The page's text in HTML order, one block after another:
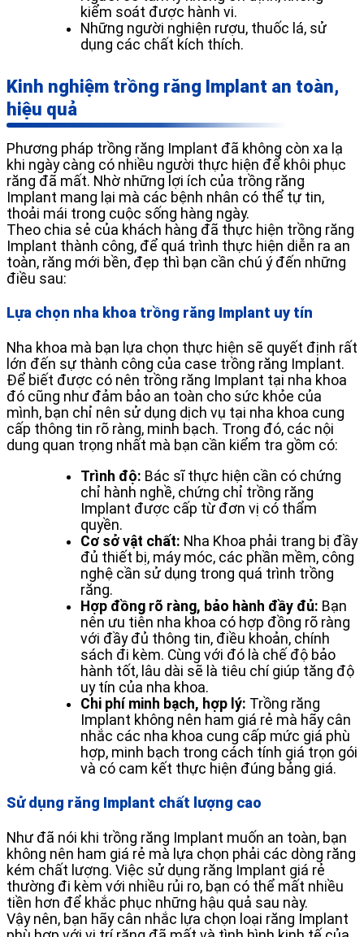
kiểm soát được hành vi.
Những người nghiện rượu, thuốc lá, sử
dụng các chất kích thích.
Kinh nghiệm trồng răng Implant an toàn,
hiệu quả
Phương pháp trồng răng Implant đã không còn xa lạ
khi ngày càng có nhiều người thực hiện để khôi phục
răng đã mất. Nhờ những lợi ích của trồng răng
Implant mang lại mà các bệnh nhân có thể tự tin,
thoải mái trong cuộc sống hàng ngày.
Theo chia sẻ của khách hàng đã thực hiện trồng răng
Implant thành công, để quá trình thực hiện diễn ra an
toàn, răng mới bền, đẹp thì bạn cần chú ý đến những
điều sau:
Lựa chọn nha khoa trồng răng Implant uy tín
Nha khoa mà bạn lựa chọn thực hiện sẽ quyết định rất
lớn đến sự thành công của case trồng răng Implant.
Để biết được có nên trồng răng Implant tại nha khoa
đó cũng như đảm bảo an toàn cho sức khỏe của
mình, bạn chỉ nên sử dụng dịch vụ tại nha khoa cung
cấp thông tin rõ ràng, minh bạch. Trong đó, các nội
dung quan trọng nhất mà bạn cần kiểm tra gồm có:
Trình độ: Bác sĩ thực hiện cần có chứng
chỉ hành nghề, chứng chỉ trồng răng
Implant được cấp từ đơn vị có thẩm
quyền.
Cơ sở vật chất: Nha Khoa phải trang bị đầy
đủ thiết bị, máy móc, các phần mềm, công
nghệ cần sử dụng trong quá trình trồng
răng.
Hợp đồng rõ ràng, bảo hành đầy đủ: Bạn
nên ưu tiên nha khoa có hợp đồng rõ ràng
với đầy đủ thông tin, điều khoản, chính
sách đi kèm. Cùng với đó là chế độ bảo
hành tốt, lâu dài sẽ là tiêu chí giúp tăng độ
uy tín của nha khoa.
Chi phí minh bạch, hợp lý: Trồng răng
Implant không nên ham giá rẻ mà hãy cân
nhắc các nha khoa cung cấp mức giá phù
hợp, minh bạch trong cách tính giá trọn gói
và có cam kết thực hiện đúng bảng giá.
Sử dụng răng Implant chất lượng cao
Như đã nói khi trồng răng Implant muốn an toàn, bạn
không nên ham giá rẻ mà lựa chọn phải các dòng răng
kém chất lượng. Việc sử dụng răng Implant giá rẻ
thường đi kèm với nhiều rủi ro, bạn có thể mất nhiều
tiền hơn để khắc phục những hậu quả sau này.
Vậy nên, bạn hãy cân nhắc lựa chọn loại răng Implant